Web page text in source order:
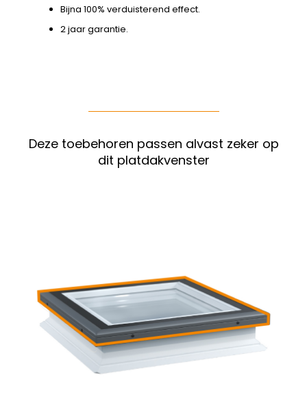
Bijna 100% verduisterend effect.
2 jaar garantie.
Deze toebehoren passen alvast zeker op
dit platdakvenster